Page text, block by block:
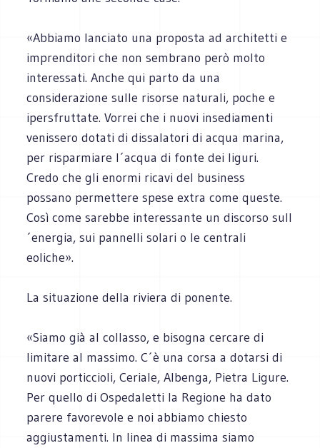
«Abbiamo lanciato una proposta ad architetti e
imprenditori che non sembrano però molto
interessati. Anche qui parto da una
considerazione sulle risorse naturali, poche e
ipersfruttate. Vorrei che i nuovi insediamenti
venissero dotati di dissalatori di acqua marina,
per risparmiare l´acqua di fonte dei liguri.
Credo che gli enormi ricavi del business
possano permettere spese extra come queste.
Così come sarebbe interessante un discorso sull
´energia, sui pannelli solari o le centrali
eoliche».
La situazione della riviera di ponente.
«Siamo già al collasso, e bisogna cercare di
limitare al massimo. C´è una corsa a dotarsi di
nuovi porticcioli, Ceriale, Albenga, Pietra Ligure.
Per quello di Ospedaletti la Regione ha dato
parere favorevole e noi abbiamo chiesto
aggiustamenti. In linea di massima siamo